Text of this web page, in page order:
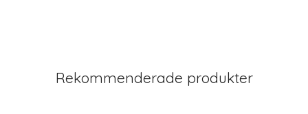
Rekommenderade produkter